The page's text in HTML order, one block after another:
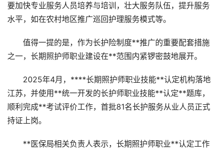
要加快专业服务人员培养与培训，壮大服务队伍，提升服务
水平，如在农村地区推广巡回护理服务模式等。
值得一提的是，作为长护险制度**推广的重要配套措施
之一，长期照护师职业建设在**范围内紧锣密鼓地展开。
2025年4月，****长期照护师职业技能**认定机构落地
江苏，并使用**统一开发的长护师职业技能**认定**题库，
顺利完成**考试评价工作，首批81名长护服务从业人员正式
持证上岗。
**医保局相关负责人表示，长期照护师职业**认定工作